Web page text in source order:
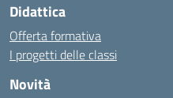
Didattica
Offerta formativa
I progetti delle classi
Novità